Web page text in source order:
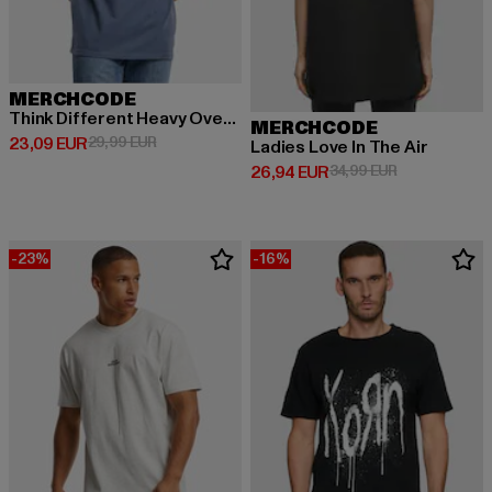
MERCHCODE
Think Different Heavy Oversized
23,09 EUR
Derzeitiger Preis: 23,09 EUR
29,99 EURAktionspreis: 29,99 EUR
MERCHCODE
Ladies Love In The Air
26,94 EUR
Derzeitiger Preis: 26,94 EUR
34,99 EURAktionspreis:
-23% -16%